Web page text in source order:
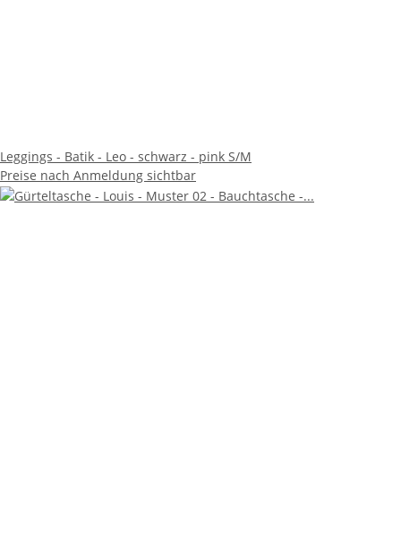
Leggings - Batik - Leo - schwarz - pink S/M
Preise nach Anmeldung sichtbar